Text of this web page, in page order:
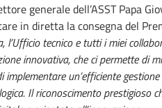
generale dell’ASST Papa
in diretta la consegna del
l’Ufficio tecnico e tutti i miei
innovativa, che ci permette di
un’efficiente gestione
Il riconoscimento prestigioso